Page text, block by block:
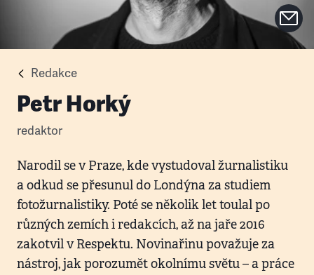
Redakce
Petr Horký
redaktor
Narodil se v Praze, kde vystudoval žurnalistiku
a odkud se přesunul do Londýna za studiem
fotožurnalistiky. Poté se několik let toulal po
různých zemích i redakcích, až na jaře 2016
zakotvil v Respektu. Novinařinu považuje za
nástroj, jak porozumět okolnímu světu – a práce